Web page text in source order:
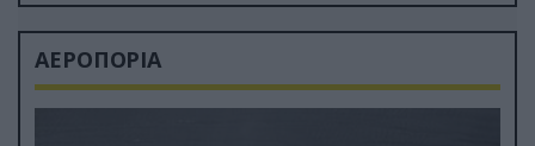
ΑΕΡΟΠΟΡΙΑ